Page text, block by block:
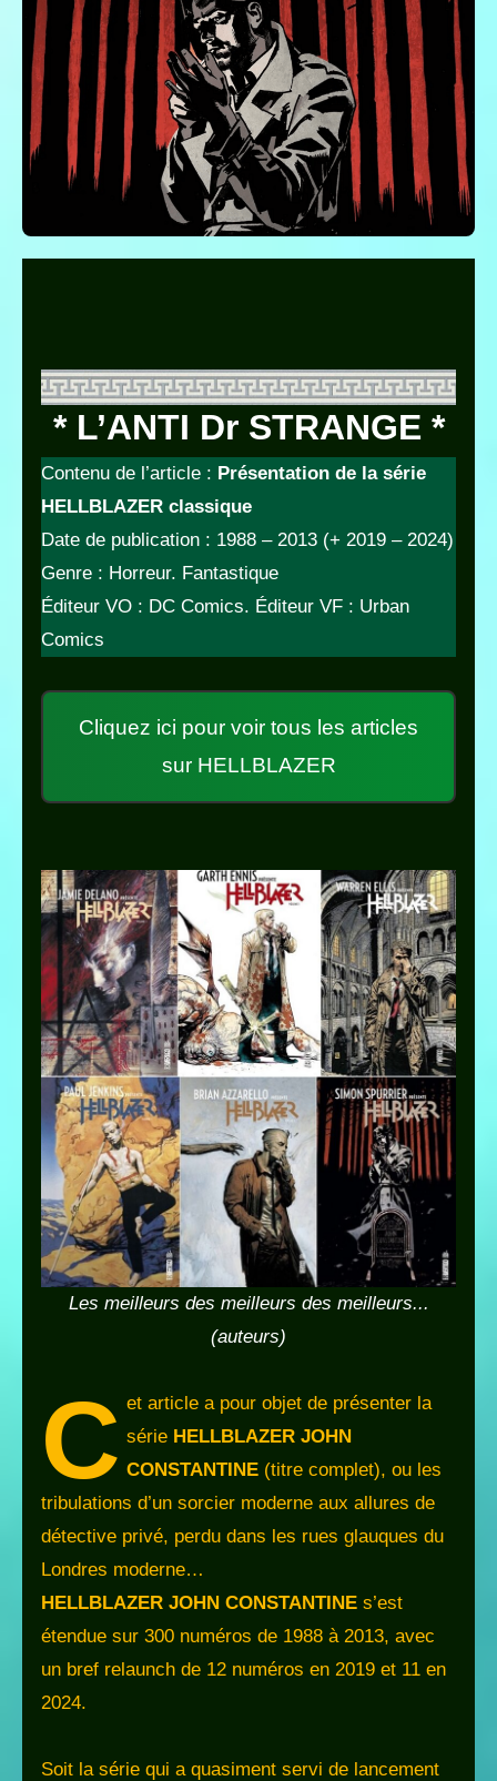
* L’ANTI Dr STRANGE *
Contenu de l’article : Présentation de la série
HELLBLAZER classique
Date de publication : 1988 – 2013 (+ 2019 – 2024)
Genre : Horreur. Fantastique
Éditeur VO : DC Comics. Éditeur VF : Urban
Comics
Cliquez ici pour voir tous les articles
sur HELLBLAZER
Les meilleurs des meilleurs des meilleurs...
(auteurs)
C et article a pour objet de présenter la
série HELLBLAZER JOHN
CONSTANTINE(titre complet), ou les
tribulations d’un sorcier moderne aux allures de
détective privé, perdu dans les rues glauques du
Londres moderne…
HELLBLAZER JOHN CONSTANTINE s’est
étendue sur 300 numéros de 1988 à 2013, avec
un bref relaunch de 12 numéros en 2019 et 11 en
2024.
Soit la série qui a quasiment servi de lancement